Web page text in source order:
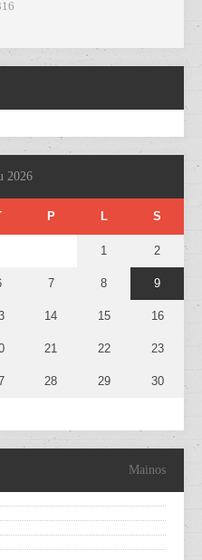
2026
P L S
1 2
7 8 9
14 15 16
21 22 23
28 29 30
Mainos